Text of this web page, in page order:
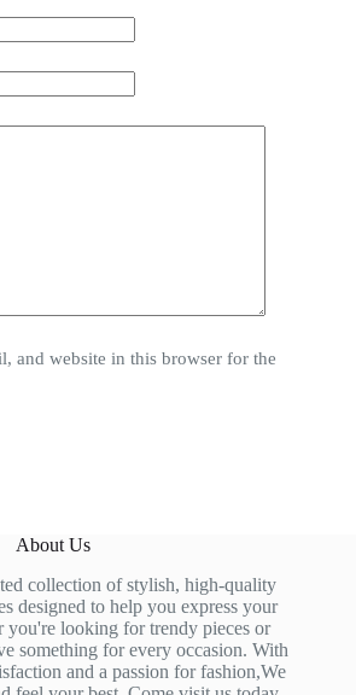
and website in this browser for the
About Us
collection of stylish, high-quality
designed to help you express your
you're looking for trendy pieces or
something for every occasion. With
and a passion for fashion,We